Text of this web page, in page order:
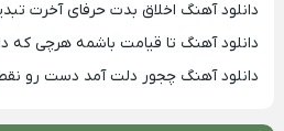
دانلود آهنگ اخلاق بدت حرفای آخرت
دانلود آهنگ تا قیامت باشمه هرچی که
دانلود آهنگ چجور دلت آمد دست رو